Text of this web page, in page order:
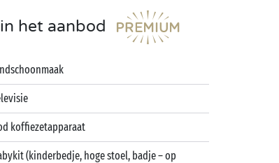
het aanbod
koffiezetapparaat
(kinderbedje, hoge stoel, badje – op